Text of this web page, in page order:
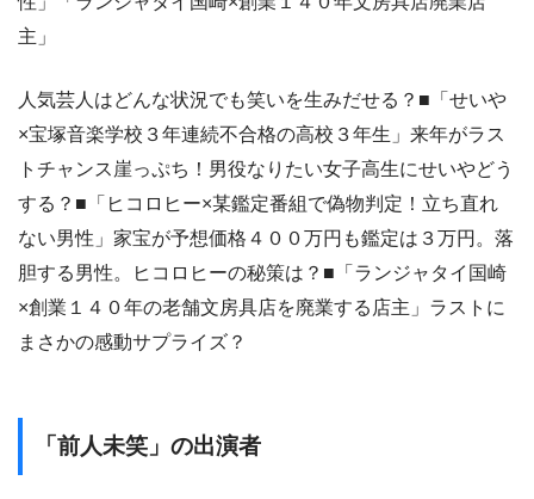
主」
人気芸人はどんな状況でも笑いを生みだせる？■「せいや
×宝塚音楽学校３年連続不合格の高校３年生」来年がラス
トチャンス崖っぷち！男役なりたい女子高生にせいやどう
する？■「ヒコロヒー×某鑑定番組で偽物判定！立ち直れ
ない男性」家宝が予想価格４００万円も鑑定は３万円。落
胆する男性。ヒコロヒーの秘策は？■「ランジャタイ国崎
×創業１４０年の老舗文房具店を廃業する店主」ラストに
まさかの感動サプライズ？
「前人未笑」の出演者